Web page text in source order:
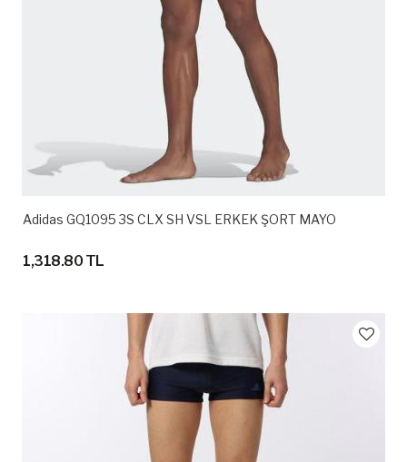
Adidas GQ1095 3S CLX SH VSL ERKEK ŞORT MAYO
1,318.80 TL